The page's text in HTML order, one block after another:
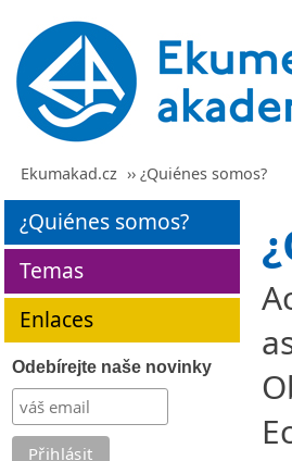
Ekumakad.cz ›› ¿Quiénes somos?
¿Quiénes somos?
Temas
Enlaces
Odebírejte naše novinky